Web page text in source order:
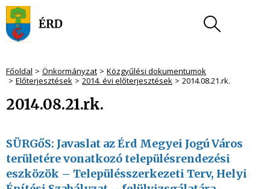
Főoldal Önkormányzat
Közgyűlési dokumentumok
Előterjesztések
2014. évi előterjesztések 2014.08.21.rk.
2014.08.21.rk.
SÜRGőS: Javaslat az Érd Megyei Jogú Város
területére vonatkozó településrendezési
eszközök – Településszerkezeti Terv, Helyi